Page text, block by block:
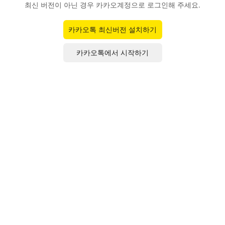
최신 버전이 아닌 경우 카카오계정으로 로그인해 주세요.
카카오톡 최신버전 설치하기
카카오톡에서 시작하기